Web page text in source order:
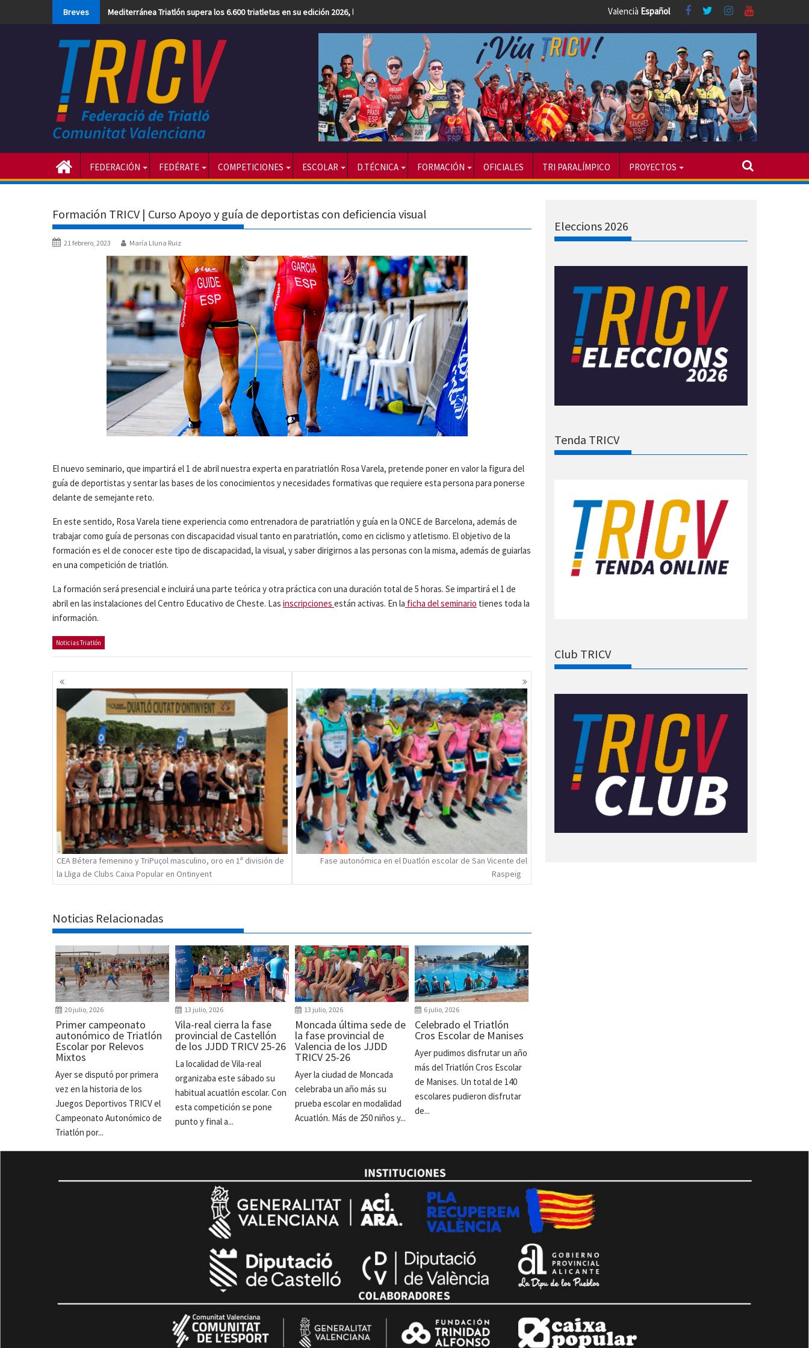
Breves Mediterránea Triatlón supera los 6.600 triatletas en su edición 2026, la más numerosa hasta la fecha Valencià Español
FEDERACIÓN FEDÉRATE COMPETICIONES ESCOLAR D.TÉCNICA FORMACIÓN OFICIALES TRI PARALÍMPICO PROYECTOS
Formación TRICV | Curso Apoyo y guía de deportistas con deficiencia visual
21 febrero, 2023 María Lluna Ruiz
El nuevo seminario, que impartirá el 1 de abril nuestra experta en paratriatlón Rosa Varela, pretende poner en valor la figura del
guía de deportistas y sentar las bases de los conocimientos y necesidades formativas que requiere esta persona para ponerse
delante de semejante reto.
En este sentido, Rosa Varela tiene experiencia como entrenadora de paratriatlón y guía en la ONCE de Barcelona, además de
trabajar como guía de personas con discapacidad visual tanto en paratriatlón, como en ciclismo y atletismo. El objetivo de la
formación es el de conocer este tipo de discapacidad, la visual, y saber dirigirnos a las personas con la misma, además de guiarlas
en una competición de triatlón.
La formación será presencial e incluirá una parte teórica y otra práctica con una duración total de 5 horas. Se impartirá el 1 de
abril en las instalaciones del Centro Educativo de Cheste. Las inscripciones están activas. En la ficha del seminario tienes toda la
información.
Noticias Triatlón
Navegación
de
entradas
CEA Bétera femenino y TriPuçol masculino, oro en 1ª división de
la Lliga de Clubs Caixa Popular en Ontinyent
Fase autonómica en el Duatlón escolar de San Vicente del
Raspeig
Noticias Relacionadas
20 julio, 2026
Primer campeonato
autonómico de Triatlón
Escolar por Relevos
Mixtos
Ayer se disputó por primera
vez en la historia de los
Juegos Deportivos TRICV el
Campeonato Autonómico de
Triatlón por...
13 julio, 2026
Vila-real cierra la fase
provincial de Castellón
de los JJDD TRICV 25-26
La localidad de Vila-real
organizaba este sábado su
habitual acuatlón escolar. Con
esta competición se pone
punto y final a...
13 julio, 2026
Moncada última sede de
la fase provincial de
Valencia de los JJDD
TRICV 25-26
Ayer la ciudad de Moncada
celebraba un año más su
prueba escolar en modalidad
Acuatlón. Más de 250 niños y...
6 julio, 2026
Celebrado el Triatlón
Cros Escolar de Manises
Ayer pudimos disfrutar un año
más del Triatlón Cros Escolar
de Manises. Un total de 140
escolares pudieron disfrutar
de...
Eleccions 2026
Tenda TRICV
Club TRICV